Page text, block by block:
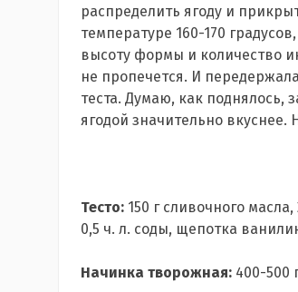
распределить ягоду и
температуре 160-170
высоту формы и количество
не пропечется. И
теста. Думаю, как поднялось,
ягодой значительно
Тесто: 150 г сливочного
0,5 ч. л. соды, щепотка
Начинка творожная: 400-500